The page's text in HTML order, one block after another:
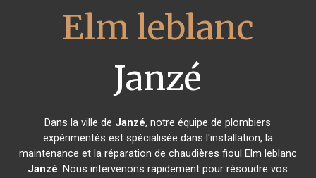
Elm leblanc
Janzé
Dans la ville de Janzé, notre équipe de plombiers
expérimentés est spécialisée dans l'installation, la
maintenance et la réparation de chaudières fioul Elm leblanc
Janzé. Nous intervenons rapidement pour résoudre vos